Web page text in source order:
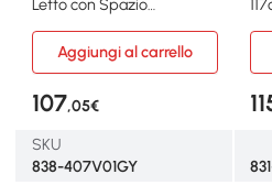
Letto con Spazio
Aggiungi al carrello
107,05€
SKU
838-407V01GY